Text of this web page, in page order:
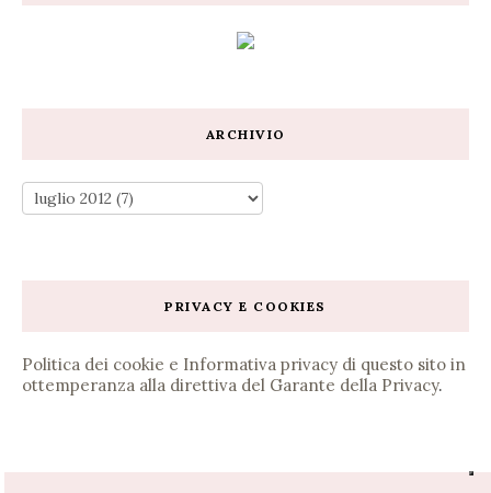
ARCHIVIO
PRIVACY E COOKIES
Politica dei cookie e Informativa privacy di questo sito in
ottemperanza alla direttiva del Garante della Privacy.